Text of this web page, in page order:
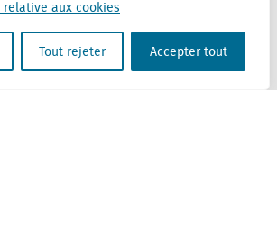
aux cookies
Tout rejeter Accepter tout